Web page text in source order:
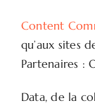
Content
qu’aux sites
Partenaires :
Data, de la